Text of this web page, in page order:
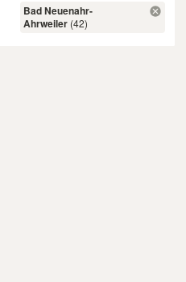
Bad Neuenahr-
Ahrweiler (42)